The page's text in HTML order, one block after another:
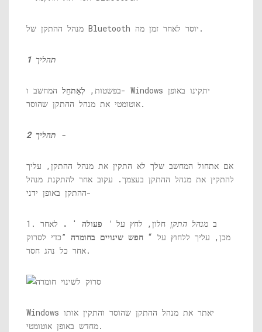
מנהל ההתקן של Bluetooth יוסר לאחר זמן מה.
תהליך 1
בפשטות, לְאַתחֵל המחשב ו- Windows יתקינו באופן
אוטומטי את מנהל ההתקן שהוסר.
תהליך 2 -
אם אתחול המחשב שלך לא התקין את מנהל ההתקן, עליך
להתקין את מנהל ההתקן בעצמך. עקוב אחר להתקנת מנהל
ההתקן באופן ידני-
1. ב מנהל התקן חלון, לחץ על ' פעולה '
.
לאחר
מכן, עליך ללחוץ על “ חפש שינויים בחומרה ”כדי לסרוק
אחר כל נהג חסר.
Windows יאתר את מנהל ההתקן שהוסר והתקין אותו
מחדש באופן אוטומטי.